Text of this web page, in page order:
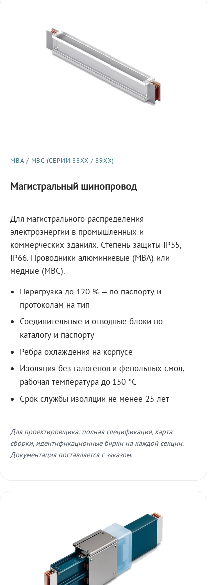
МВА / МВС (СЕРИИ 88XX / 89XX)
Магистральный шинопровод
Для магистрального распределения
электроэнергии в промышленных и
коммерческих зданиях. Степень защиты IP55,
IP66. Проводники алюминиевые (МВА) или
медные (МВС).
Перегрузка до 120 % — по паспорту и
протоколам на тип
Соединительные и отводные блоки по
каталогу и паспорту
Рёбра охлаждения на корпусе
Изоляция без галогенов и фенольных смол,
рабочая температура до 150 °C
Срок службы изоляции не менее 25 лет
Для проектировщика: полная спецификация, карта
сборки, идентификационные бирки на каждой секции.
Документация поставляется с заказом.